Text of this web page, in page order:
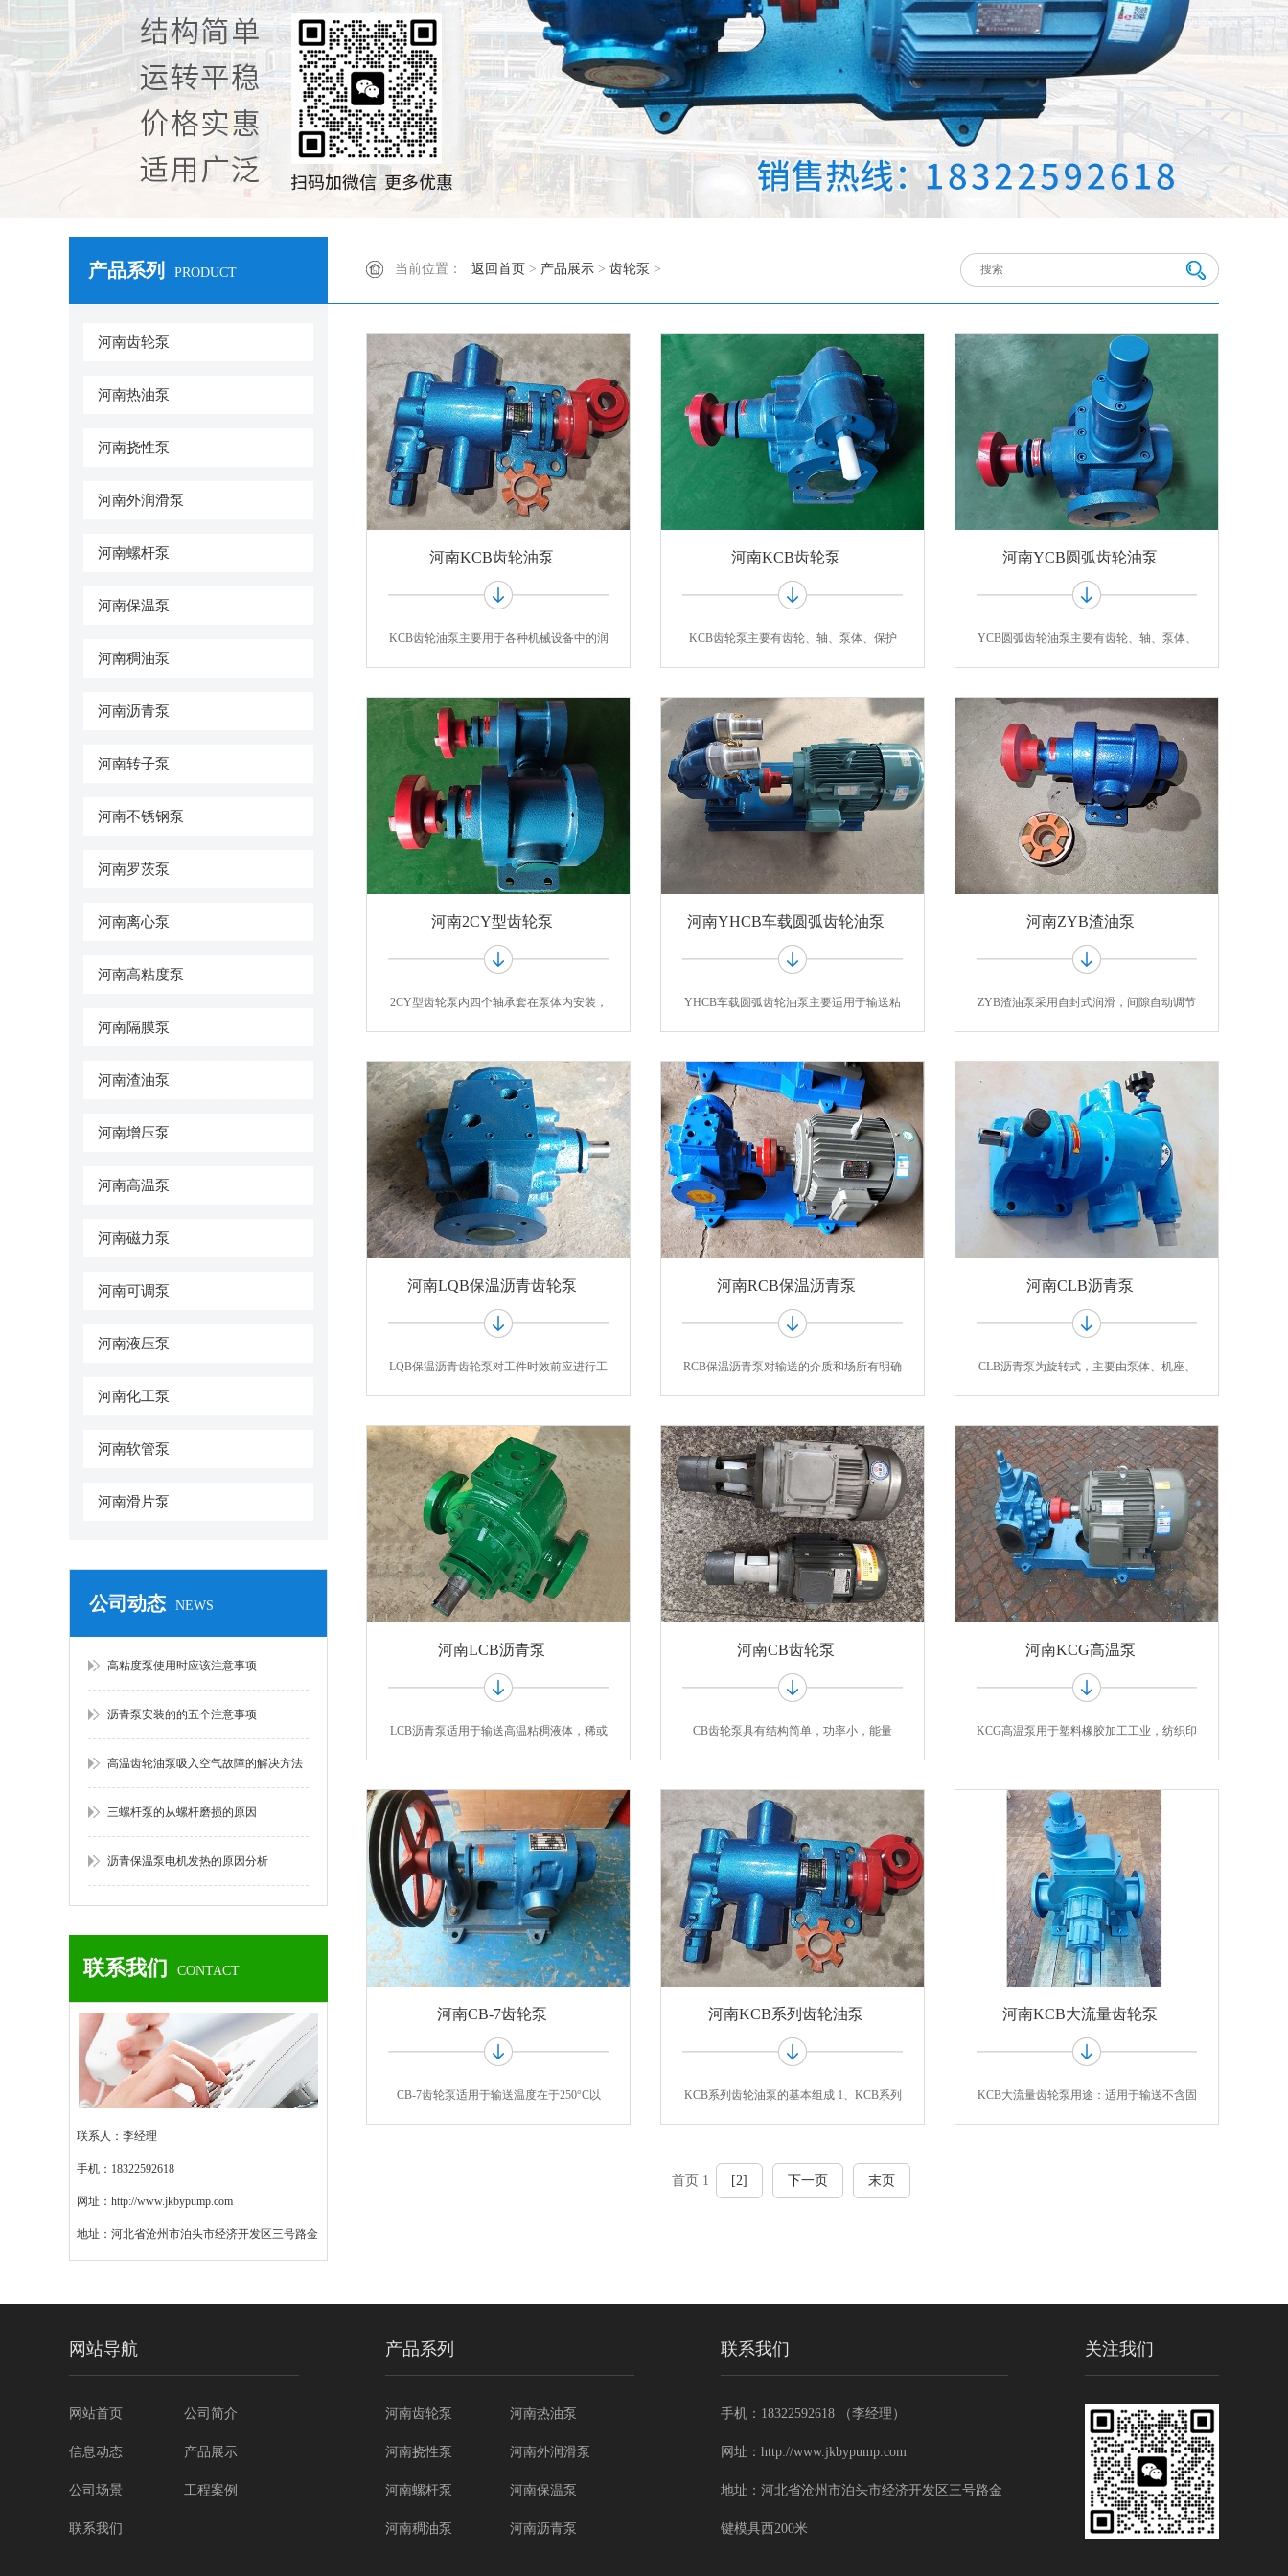
产品系列 PRODUCT
河南齿轮泵
河南热油泵
河南挠性泵
河南外润滑泵
河南螺杆泵
河南保温泵
河南稠油泵
河南沥青泵
河南转子泵
河南不锈钢泵
河南罗茨泵
河南离心泵
河南高粘度泵
河南隔膜泵
河南渣油泵
河南增压泵
河南高温泵
河南磁力泵
河南可调泵
河南液压泵
河南化工泵
河南软管泵
河南滑片泵
公司动态 NEWS
高粘度泵使用时应该注意事项
沥青泵安装的的五个注意事项
高温齿轮油泵吸入空气故障的解决方法
三螺杆泵的从螺杆磨损的原因
沥青保温泵电机发热的原因分析
联系我们 CONTACT
联系人：李经理
手机：18322592618
网址：http://www.jkbypump.com
地址：河北省沧州市泊头市经济开发区三号路金
当前位置： 返回首页 > 产品展示 > 齿轮泵 >
河南KCB齿轮油泵
KCB齿轮油泵主要用于各种机械设备中的润
滑系统
河南KCB齿轮泵
KCB齿轮泵主要有齿轮、轴、泵体、保护
阀、轴端
河南YCB圆弧齿轮油泵
YCB圆弧齿轮油泵主要有齿轮、轴、泵体、
泵盖、
河南2CY型齿轮泵
2CY型齿轮泵内四个轴承套在泵体内安装，
随工作
河南YHCB车载圆弧齿轮油泵
YHCB车载圆弧齿轮油泵主要适用于输送粘
度在5-1
河南ZYB渣油泵
ZYB渣油泵采用自封式润滑，间隙自动调节
结构，
河南LQB保温沥青齿轮泵
LQB保温沥青齿轮泵对工件时效前应进行工
艺分析
河南RCB保温沥青泵
RCB保温沥青泵对输送的介质和场所有明确
规定：
河南CLB沥青泵
CLB沥青泵为旋转式，主要由泵体、机座、
主动齿
河南LCB沥青泵
LCB沥青泵适用于输送高温粘稠液体，稀或
稠的悬
河南CB齿轮泵
CB齿轮泵具有结构简单，功率小，能量
大，扬程高
河南KCG高温泵
KCG高温泵用于塑料橡胶加工工业，纺织印
染工业
河南CB-7齿轮泵
CB-7齿轮泵适用于输送温度在于250°C以
下，粘度在
河南KCB系列齿轮油泵
KCB系列齿轮油泵的基本组成 1、KCB系列
齿轮油泵主
河南KCB大流量齿轮泵
KCB大流量齿轮泵用途：适用于输送不含固
体颗粒
首页 1 [2] 下一页 末页
网站导航
网站首页 公司简介
信息动态 产品展示
公司场景 工程案例
联系我们
产品系列
河南齿轮泵 河南热油泵
河南挠性泵 河南外润滑泵
河南螺杆泵 河南保温泵
河南稠油泵 河南沥青泵
联系我们
手机：18322592618 （李经理）
网址：http://www.jkbypump.com
地址：河北省沧州市泊头市经济开发区三号路金
键模具西200米
关注我们